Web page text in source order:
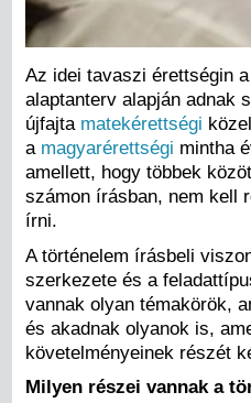
Az idei tavaszi érettségin
alaptanterv alapján adnak
újfajta matekérettségi
a magyarérettségi mintha
amellett, hogy többek
számon írásban, nem kell
írni.
A történelem írásbeli
szerkezete és a
vannak olyan témakörök,
és akadnak olyanok is,
követelményeinek részét
Milyen részei vannak a